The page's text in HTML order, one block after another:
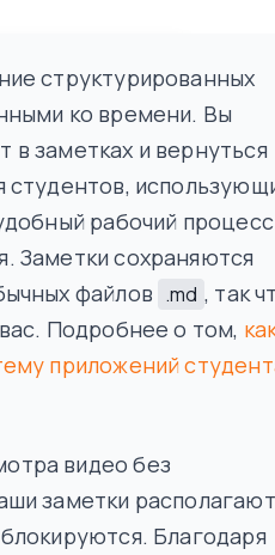
структурированных
ко времени. Вы
заметках и вернуться
рабочий
Заметки сохраняются
файлов .md , так
Подробнее о том,
приложений
видео без
заметки
Благодаря